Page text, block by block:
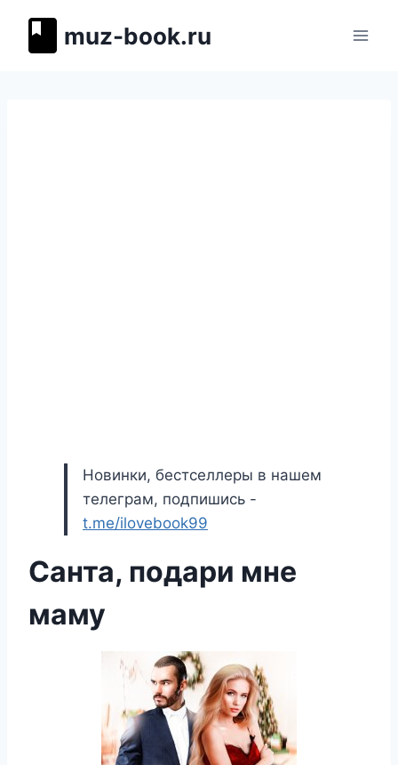
muz-book.ru
Новинки, бестселлеры в нашем
телеграм, подпишись -
t.me/ilovebook99
Санта, подари мне
маму